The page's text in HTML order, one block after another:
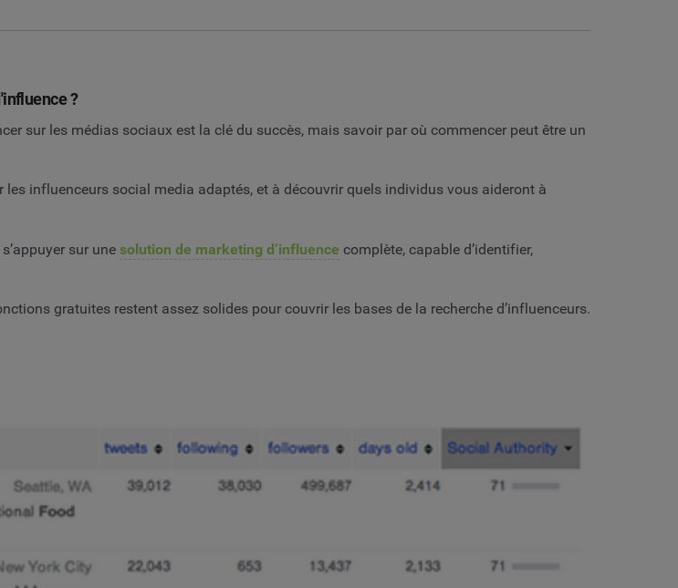
?
sur les médias sociaux est la clé du succès, mais savoir par où commencer peut être un
influenceurs social media adaptés, et à découvrir quels individus vous aideront à
sur une solution de marketing d’influence complète, capable d’identifier,
gratuites restent assez solides pour couvrir les bases de la recherche d’influenceurs.